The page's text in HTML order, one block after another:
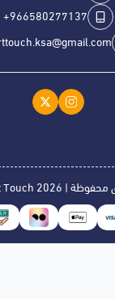
+966580277137
| 2026